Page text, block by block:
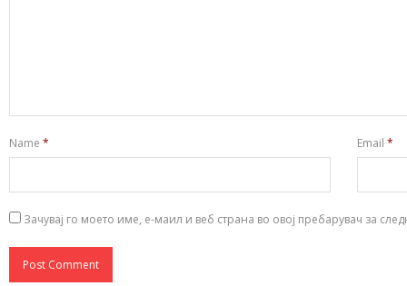
Name * Email*
Зачувај го моето име, е-маил и веб страна во овој пребарувач за